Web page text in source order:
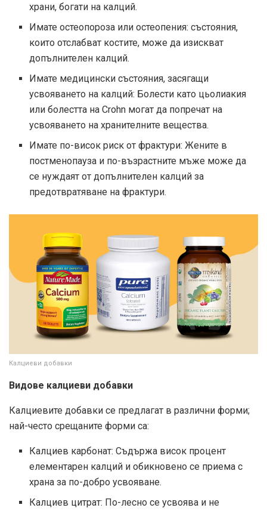
храни, богати на калций.
Имате остеопороза или остеопения: състояния,
които отслабват костите, може да изискват
допълнителен калций.
Имате медицински състояния, засягащи
усвояването на калций: Болести като цьолиакия
или болестта на Crohn могат да попречат на
усвояването на хранителните вещества.
Имате по-висок риск от фрактури: Жените в
постменопауза и по-възрастните мъже може да
се нуждаят от допълнителен калций за
предотвратяване на фрактури.
Калциеви добавки
Видове калциеви добавки
Калциевите добавки се предлагат в различни форми;
най-често срещаните форми са:
Калциев карбонат: Съдържа висок процент
елементарен калций и обикновено се приема с
храна за по-добро усвояване.
Калциев цитрат: По-лесно се усвоява и не